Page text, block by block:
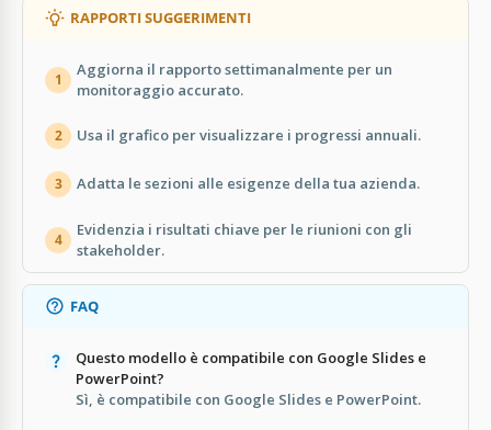
RAPPORTI SUGGERIMENTI
1
Aggiorna il rapporto settimanalmente per un
monitoraggio accurato.
2 Usa il grafico per visualizzare i progressi annuali.
3 Adatta le sezioni alle esigenze della tua azienda.
4
Evidenzia i risultati chiave per le riunioni con gli
stakeholder.
FAQ
Questo modello è compatibile con Google Slides e
PowerPoint?
Sì, è compatibile con Google Slides e PowerPoint.